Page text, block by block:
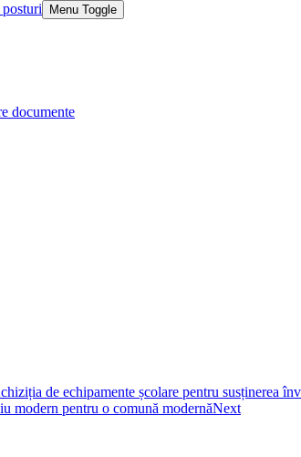
Menu Toggle
documente
de echipamente școlare pentru susținerea
pentru o comună modernăNext